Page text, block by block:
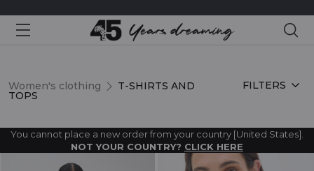
Women's clothing T-SHIRTS AND
TOPS
T-SHIRTS AND TOPS FILTERS
You cannot place a new order from your country [United States].
NOT YOUR COUNTRY? CLICK HERE